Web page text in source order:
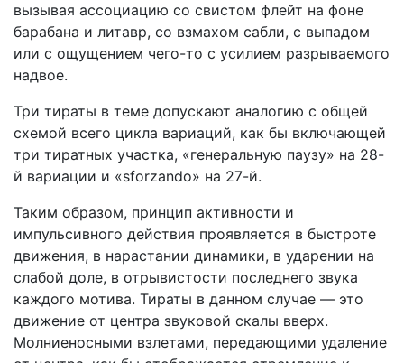
вызывая ассоциацию со свистом флейт на фоне
барабана и литавр, со взмахом сабли, с выпадом
или с ощущением чего-то с усилием разрываемого
надвое.
Три тираты в теме допускают аналогию с общей
схемой всего цикла вариаций, как бы включающей
три тиратных участка, «генеральную паузу» на 28-
й вариации и «sforzando» на 27-й.
Таким образом, принцип активности и
импульсивного действия проявляется в быстроте
движения, в нарастании динамики, в ударении на
слабой доле, в отрывистости последнего звука
каждого мотива. Тираты в данном случае — это
движение от центра звуковой скалы вверх.
Молниеносными взлетами, передающими удаление